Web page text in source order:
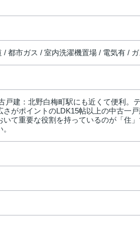
/ 都市ガス / 室内洗濯機置場 / 電気有 /
戸建：北野白梅町駅にも近くて便利。
さがポイントのLDK15帖以上の中古一
いて重要な役割を持っているのが「住